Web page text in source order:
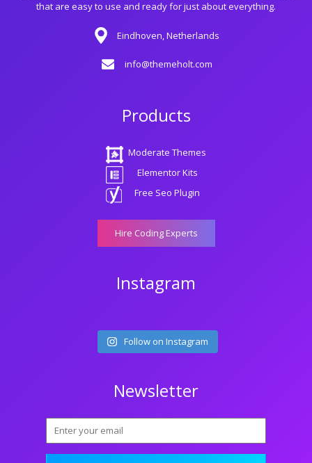
that are easy to use and ready for just about everything.
Eindhoven, Netherlands
info@themeholt.com
Products
Moderate Themes
Elementor Kits
Free Seo Plugin
Hire Coding Experts
Instagram
Follow on Instagram
Newsletter